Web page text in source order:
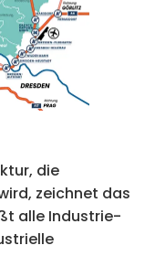
die
zeichnet das
alle Industrie-